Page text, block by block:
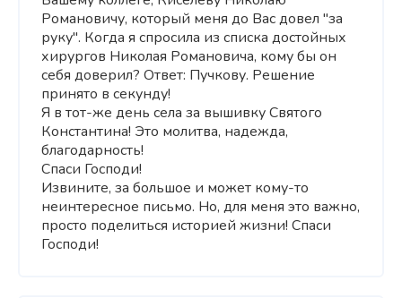
Романовичу, который меня до Вас довел "за
руку". Когда я спросила из списка достойных
хирургов Николая Романовича, кому бы он
себя доверил? Ответ: Пучкову. Решение
принято в секунду!
Я в тот-же день села за вышивку Святого
Константина! Это молитва, надежда,
благодарность!
Спаси Господи!
Извините, за большое и может кому-то
неинтересное письмо. Но, для меня это важно,
просто поделиться историей жизни! Спаси
Господи!